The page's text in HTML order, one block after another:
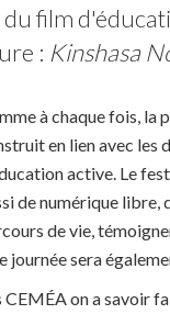
film
: Kinshasa
à chaque fois, la
en lien avec les
active. Le
de numérique libre,
de vie,
journée sera
CEMÉA on a savoir